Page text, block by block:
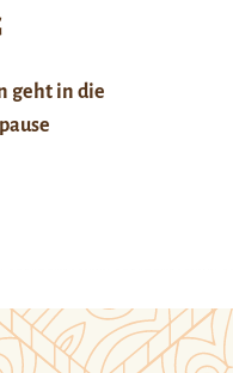
geht in die